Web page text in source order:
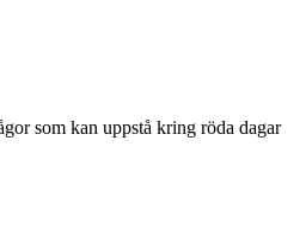
som kan uppstå kring röda dagar